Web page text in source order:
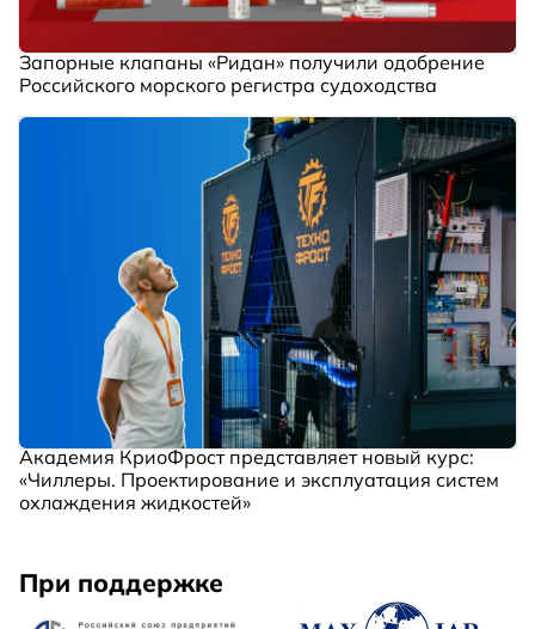
Запорные клапаны «Ридан» получили одобрение
Российского морского регистра судоходства
Академия КриоФрост представляет новый курс:
«Чиллеры. Проектирование и эксплуатация систем
охлаждения жидкостей»
При поддержке